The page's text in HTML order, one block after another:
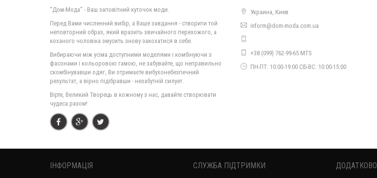
"Дом-Мода" - Ваш заповітний куточок моди.
Перед Вами численний вибір, а Ваше завдання - створити той
неповторний образ, який вразить звичайного перехожого, а
коханого чоловіка змусить знову закохатися в себе.
Вибираючи між усіма доступними моделями і комбінуючи з
фасонами і кольоровою гамою, не забувайте, що неправильно
скомбінувавши одяг, Ви отримаєте вибухонебезпечний
результат, а вірно підібравши - незабутній силует.
Вірте, Великий Творець в кожному з нас, давайте створювати
чудеса разом!
Украина, Киев
inform@dom-moda.com.ua
+38 (099) 762-99-65 MTS
ПН-ПТ: 10:00-19:00 СБ-ВС: 10:00-15:00
ІНФОРМАЦІЯ СЛУЖБА ПІДТРИМКИ ДОДАТКОВО